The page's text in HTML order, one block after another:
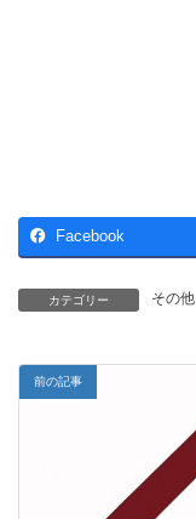
Facebook
カテゴリー その他
前の記事